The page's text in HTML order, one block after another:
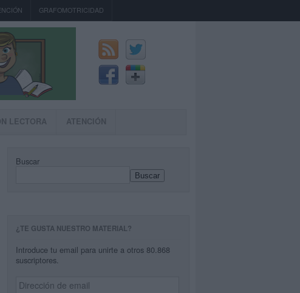
GRAFOMOTRICIDAD
LECTORA ATENCIÓN
Buscar
Buscar
¿TE GUSTA NUESTRO MATERIAL?
Introduce tu email para unirte a otros 80.868
suscriptores.
Dirección